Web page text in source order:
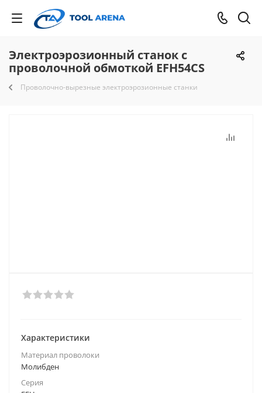
Электроэрозионный станок с
проволочной обмоткой EFH54CS
Проволочно-вырезные электроэрозионные станки
Характеристики
Материал проволоки
Молибден
Серия